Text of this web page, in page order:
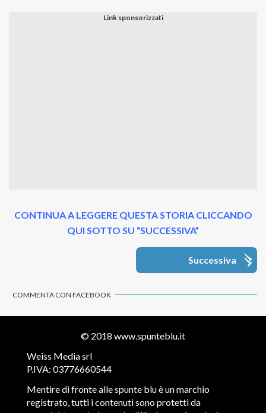
CONTINUA A LEGGERE QUESTA STORIA CLICCANDO
QUI SOTTO SU “SUCCESSIVA”
Successiva
COMMENTA CON FACEBOOK
© 2018 www.spunteblu.it
Weiss Media srl
P.IVA: 03776660544
Mentire di fronte alle spunte blu è un marchio
registrato, tutti i contenuti sono protetti da